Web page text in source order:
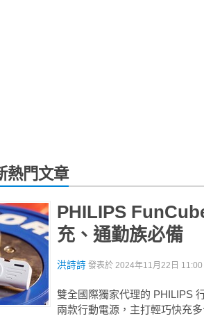
熱門文章
PHILIPS
充、通勤族必備
洪詩詩 發表於 2024年11月22日 11:00
雙全國際獨家代理的 PHILIPS
兩款行動電源，主打輕巧快充